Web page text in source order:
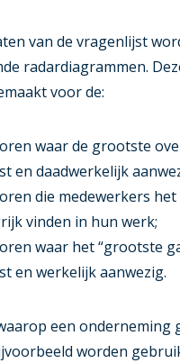
van de vragenlijst
radardiagrammen.
voor de:
waar de grootste
en daadwerkelijk
die medewerkers
vinden in hun werk;
waar het “grootste
en werkelijk aanwezig.
een onderneming
worden